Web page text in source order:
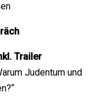
Trailer
Judentum und